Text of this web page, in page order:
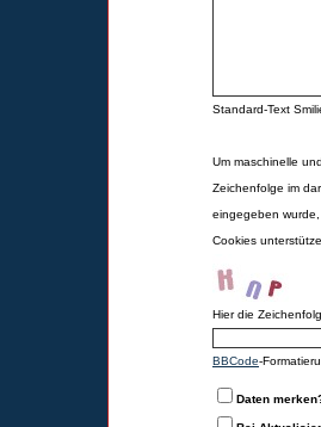
Standard-Text
Um maschinelle
Zeichenfolge im
eingegeben
Cookies
Hier die
BBCode-
Daten